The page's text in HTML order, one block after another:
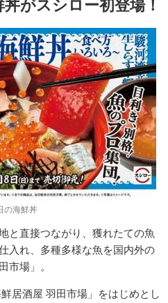
がスシロー初登場！
の海鮮丼
と直接つながり、獲れたての魚
入れ、多種多様な魚を国内外の
市場」。
居酒屋 羽田市場」をはじめとし